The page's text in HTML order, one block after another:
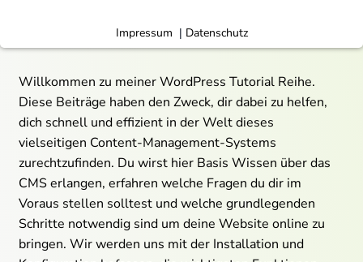
Willkommen zu meiner WordPress Tutorial Reihe.
Diese Beiträge haben den Zweck, dir dabei zu helfen,
dich schnell und effizient in der Welt dieses
vielseitigen Content-Management-Systems
zurechtzufinden. Du wirst hier Basis Wissen über das
CMS erlangen, erfahren welche Fragen du dir im
Voraus stellen solltest und welche grundlegenden
Schritte notwendig sind um deine Website online zu
bringen. Wir werden uns mit der Installation und
Notwendige Cookies ermöglichen grundlegende
Funktionen und sind für die einwandfreie Funktion der
Webserver
Name: Webserver Luxe-Solutions
Anbieter: Dominik Mast
Zweck: Logfile
Matomo
Die folgenden Cookies werden für statistische und
analytische Zwecke verwendet.
Matomo
Impressum | Datenschutz